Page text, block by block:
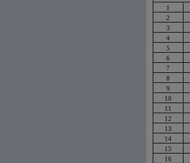
1
2
3
4
5
6
7
8
9
10
11
12
13
14
15
16